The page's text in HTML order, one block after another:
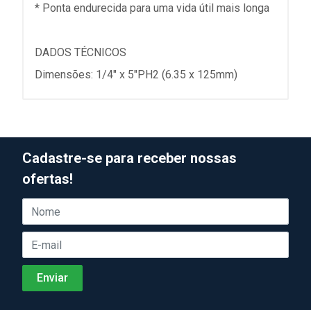
* Ponta endurecida para uma vida útil mais longa
DADOS TÉCNICOS
Dimensões: 1/4" x 5"PH2 (6.35 x 125mm)
Cadastre-se para receber nossas
ofertas!